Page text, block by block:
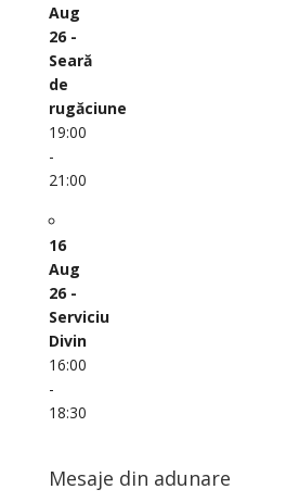
Aug
26 -
Seară
de
rugăciune
19:00
-
21:00
16
Aug
26 -
Serviciu
Divin
16:00
-
18:30
Mesaje din adunare